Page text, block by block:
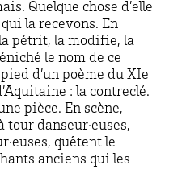
Quelque chose d’elle
la recevons. En
pétrit, la modifie, la
le nom de ce
d’un poème du XIe
: la contreclé.
pièce. En scène,
danseur·euses,
quêtent le
anciens qui les